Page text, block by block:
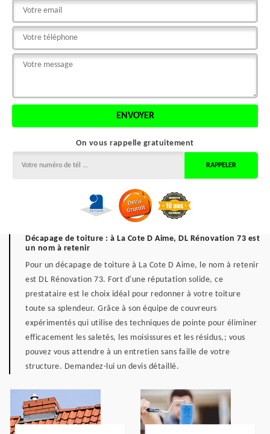
On vous rappelle gratuitement
Décapage de toiture : à La Cote D Aime, DL Rénovation 73 est
un nom à retenir
Pour un décapage de toiture à La Cote D Aime, le nom à retenir
est DL Rénovation 73. Fort d'une réputation solide, ce
prestataire est le choix idéal pour redonner à votre toiture
toute sa splendeur. Grâce à son équipe de couvreurs
expérimentés qui utilise des techniques de pointe pour éliminer
efficacement les saletés, les moisissures et les résidus,; vous
pouvez vous attendre à un entretien sans faille de votre
structure. Demandez-lui un devis détaillé.